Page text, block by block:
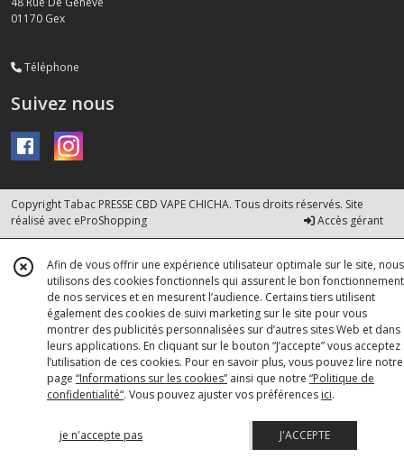
01170 Gex
Téléphone
Suivez nous
Copyright Tabac PRESSE CBD VAPE CHICHA. Tous droits réservés. Site
réalisé avec eProShopping Accès gérant
Afin de vous offrir une expérience utilisateur optimale sur le site, nous
utilisons des cookies fonctionnels qui assurent le bon fonctionnement
de nos services et en mesurent l’audience. Certains tiers utilisent
également des cookies de suivi marketing sur le site pour vous
montrer des publicités personnalisées sur d’autres sites Web et dans
leurs applications. En cliquant sur le bouton “J’accepte” vous acceptez
l’utilisation de ces cookies. Pour en savoir plus, vous pouvez lire notre
page “Informations sur les cookies” ainsi que notre “Politique de
confidentialité“. Vous pouvez ajuster vos préférences ici.
je n'accepte pas J'ACCEPTE